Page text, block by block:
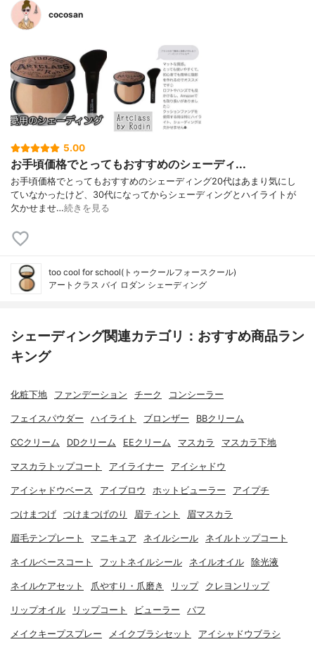
cocosan
5.00
お手頃価格でとってもおすすめのシェーディ...
お手頃価格でとってもおすすめのシェーディングㅤㅤㅤㅤㅤㅤㅤㅤㅤㅤㅤ20代はあまり気にし
ていなかったけど、30代になってからシェーディングとハイライトが
欠かせませ…続きを見る
too cool for school(トゥークールフォースクール)
アートクラス バイ ロダン シェーディング
シェーディング関連カテゴリ：おすすめ商品ラン
キング
化粧下地 ファンデーション チーク コンシーラー
フェイスパウダー ハイライト ブロンザー BBクリーム
CCクリーム DDクリーム EEクリーム マスカラ マスカラ下地
マスカラトップコート アイライナー アイシャドウ
アイシャドウベース アイブロウ ホットビューラー アイプチ
つけまつげ つけまつげのり 眉ティント 眉マスカラ
眉毛テンプレート マニキュア ネイルシール ネイルトップコート
ネイルベースコート フットネイルシール ネイルオイル 除光液
ネイルケアセット 爪やすり・爪磨き リップ クレヨンリップ
リップオイル リップコート ビューラー パフ
メイクキープスプレー メイクブラシセット アイシャドウブラシ